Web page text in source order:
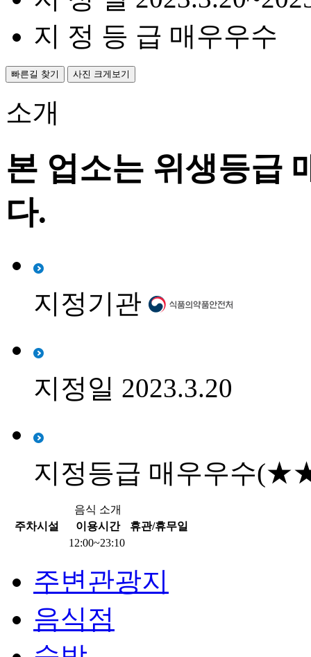
지 정 등 급 매우우수
빠른길 찾기 사진 크게보기
소개
본 업소는 위생등급
다.
지정기관
지정일 2023.3.20
지정등급 매우우수
음식 소개
주차시설
이용시간
휴관/휴무일
12:00~23:10
주변관광지
음식점